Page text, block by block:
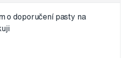
o doporučení pasty na